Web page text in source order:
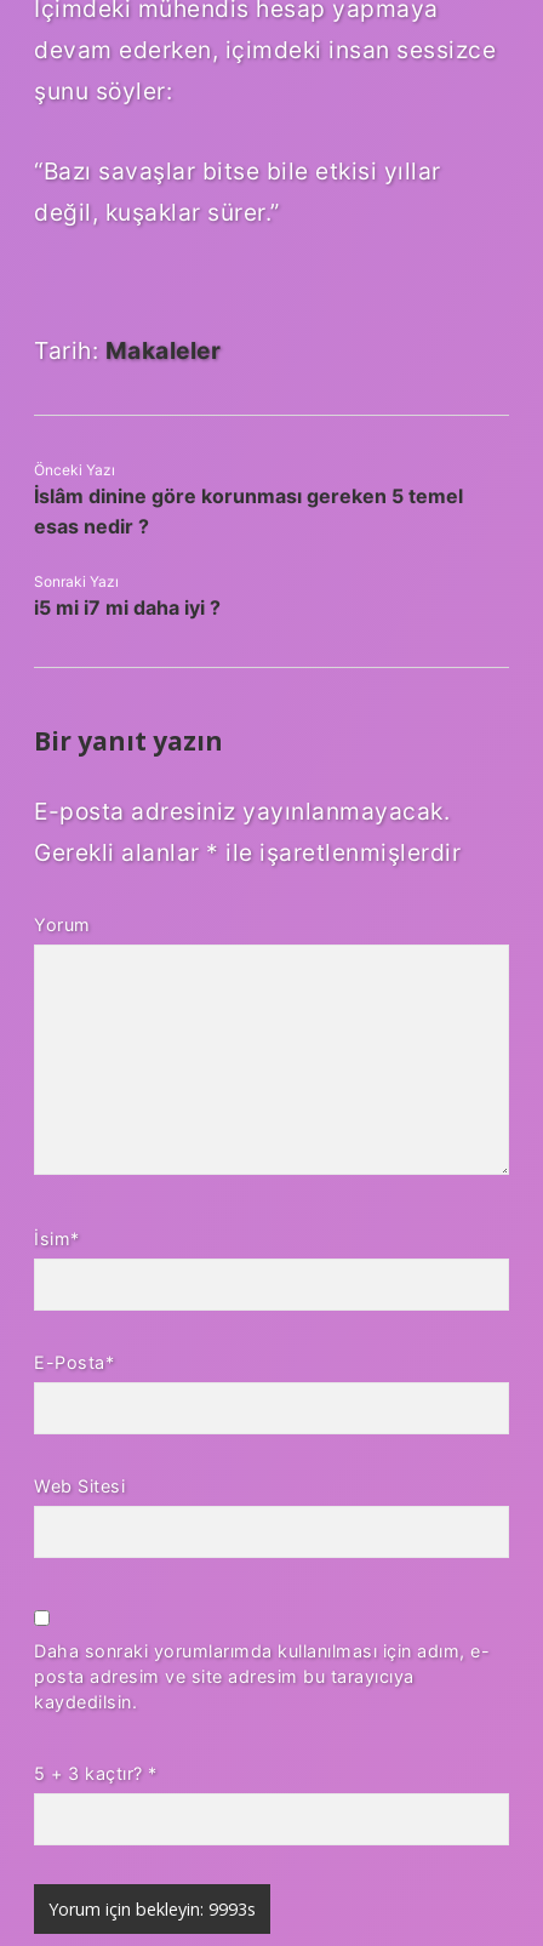
İçimdeki mühendis hesap yapmaya
devam ederken, içimdeki insan sessizce
şunu söyler:
“Bazı savaşlar bitse bile etkisi yıllar
değil, kuşaklar sürer.”
Tarih: Makaleler
Önceki Yazı
İslâm dinine göre korunması gereken 5 temel
esas nedir ?
Sonraki Yazı
i5 mi i7 mi daha iyi ?
Bir yanıt yazın
E-posta adresiniz yayınlanmayacak.
Gerekli alanlar * ile işaretlenmişlerdir
Yorum
İsim*
E-Posta*
Web Sitesi
Daha sonraki yorumlarımda kullanılması için adım, e-
posta adresim ve site adresim bu tarayıcıya
kaydedilsin.
5 + 3 kaçtır? *